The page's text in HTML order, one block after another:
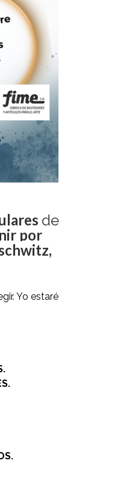
de
por
Yo estaré